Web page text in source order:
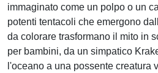
immaginato come un polpo o un
potenti tentacoli che emergono
da colorare trasformano il mito in
per bambini, da un simpatico
l'oceano a una possente creatura